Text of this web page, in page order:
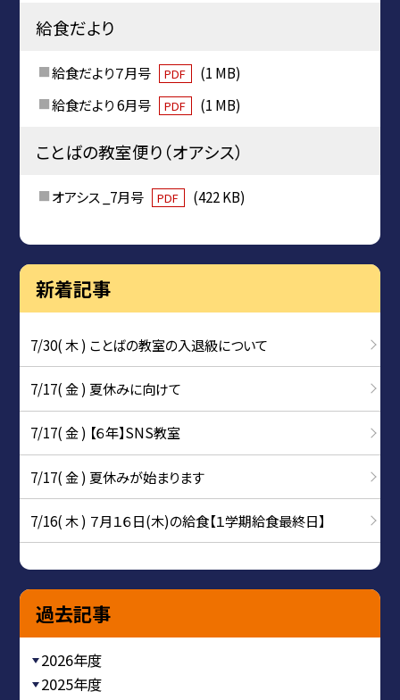
給食だより
給食だより７月号 PDF
(1 MB)
給食だより 6月号
PDF (1 MB)
ことばの教室便り（オアシス）
オアシス _7月号 PDF (422 KB)
新着記事
7/30( 木 ) ことばの教室の入退級について
7/17( 金 ) 夏休みに向けて
7/17( 金 ) 【６年】SNS教室
7/17( 金 ) 夏休みが始まります
7/16( 木 ) ７月１６日(木)の給食【１学期給食最終日】
過去記事
2026年度
2025年度